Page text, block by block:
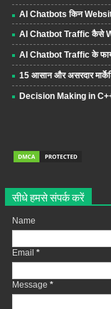
AI Chatbots किन
AI Chatbot Traffic कैसे
AI Chatbot Traffic के
15 आसान और असरदार
Decision Making in C++
सीधे हमसे संपर्क करें
Name
Email *
Message *